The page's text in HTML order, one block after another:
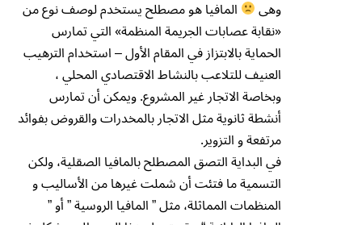
وهى المافيا هو مصطلح يستخدم لوصف نوع من
«نقابة عصابات الجريمة المنظمة» التي تمارس
الحماية بالابتزاز في المقام الأول – استخدام الترهيب
العنيف للتلاعب بالنشاط الاقتصادي المحلي ،
وبخاصة الاتجار غير المشروع. ويمكن أن تمارس
أنشطة ثانوية مثل الاتجار بالمخدرات والقروض بفوائد
مرتفعة و التزوير.
في البداية التصق المصطلح بالمافيا الصقلية، ولكن
التسمية ما فتئت أن شملت غيرها من الأساليب و
المنظمات المماثلة، مثل ” المافيا الروسية ” أو ”